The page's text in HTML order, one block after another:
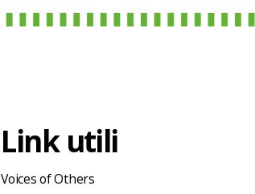
Link utili
Voices of Others